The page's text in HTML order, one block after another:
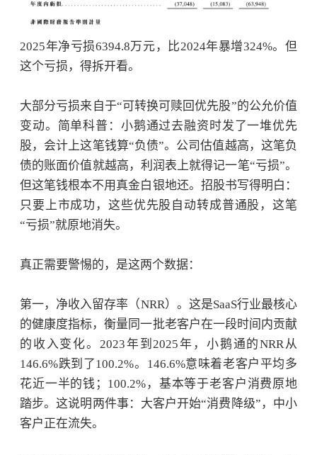
2025年净亏损6394.8万元，比2024年暴增324%。但
这个亏损，得拆开看。
大部分亏损来自于“可转换可赎回优先股”的公允价值
变动。简单科普：小鹅通过去融资时发了一堆优先
股，会计上这笔钱算“负债”。公司估值越高，这笔负
债的账面价值就越高，利润表上就得记一笔“亏损”。
但这笔钱根本不用真金白银地还。招股书写得明白：
只要上市成功，这些优先股自动转成普通股，这笔
“亏损”就原地消失。
真正需要警惕的，是这两个数据：
第一，净收入留存率（NRR）。这是SaaS行业最核心
的健康度指标，衡量同一批老客户在一段时间内贡献
的收入变化。2023年到2025年，小鹅通的NRR从
146.6%跌到了100.2%。146.6%意味着老客户平均多
花近一半的钱；100.2%，基本等于老客户消费原地
踏步。这说明两件事：大客户开始“消费降级”，中小
客户正在流失。